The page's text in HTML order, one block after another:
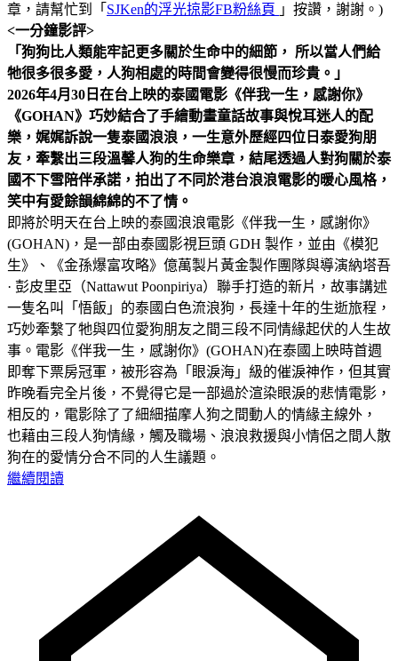
章，請幫忙到「 SJKen的浮光掠影FB粉絲頁 」按讚，謝謝。)
<一分鐘影評>
「狗狗比人類能牢記更多關於生命中的細節， 所以當人們給
牠很多很多愛，人狗相處的時間會變得很慢而珍貴。」
2026年4月30日在台上映的泰國電影《伴我一生，感謝你》
《GOHAN》巧妙結合了手繪動畫童話故事與悅耳迷人的配
樂，娓娓訴說一隻泰國浪浪，一生意外歷經四位日泰愛狗朋
友，牽繫出三段溫馨人狗的生命樂章，結尾透過人對狗關於泰
國不下雪陪伴承諾，拍出了不同於港台浪浪電影的暖心風格，
笑中有愛餘韻綿綿的不了情。
即將於明天在台上映的泰國浪浪電影《伴我一生，感謝你》
(GOHAN)，是一部由泰國影視巨頭 GDH 製作，並由《模犯
生》、《金孫爆富攻略》億萬製片黃金製作團隊與導演納塔吾
· 彭皮里亞（Nattawut Poonpiriya）聯手打造的新片，故事講述
一隻名叫「悟飯」的泰國白色流浪狗，長達十年的生逝旅程，
巧妙牽繫了牠與四位愛狗朋友之間三段不同情緣起伏的人生故
事。電影《伴我一生，感謝你》(GOHAN)在泰國上映時首週
即奪下票房冠軍，被形容為「眼淚海」級的催淚神作，但其實
昨晚看完全片後，不覺得它是一部過於渲染眼淚的悲情電影，
相反的，電影除了了細細描摩人狗之間動人的情緣主線外，
也藉由三段人狗情緣，觸及職場、浪浪救援與小情侶之間人散
狗在的愛情分合不同的人生議題。
繼續閱讀